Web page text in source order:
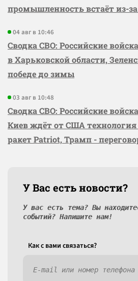
промышленность встаёт из-
04 авг в 10:46
Сводка СВО: Российские
в Харьковской области,
победе до зимы
03 авг в 10:48
Сводка СВО: Российские
Киев ждёт от США технология
ракет Patriot, Трамп -
У Вас есть новости?
У вас есть тема? Вы
событий? Напишите нам!
Как c вами связаться?